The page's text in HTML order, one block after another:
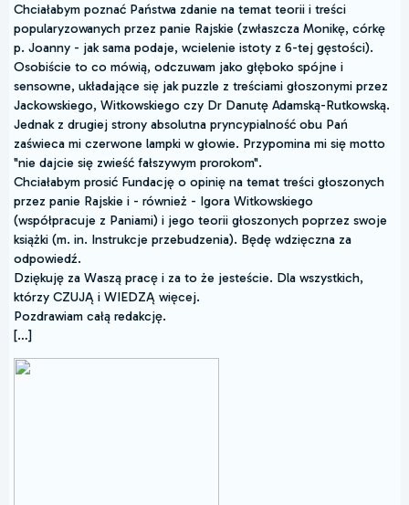
Chciałabym poznać Państwa zdanie na temat teorii i treści
popularyzowanych przez panie Rajskie (zwłaszcza Monikę, córkę
p. Joanny - jak sama podaje, wcielenie istoty z 6-tej gęstości).
Osobiście to co mówią, odczuwam jako głęboko spójne i
sensowne, układające się jak puzzle z treściami głoszonymi przez
Jackowskiego, Witkowskiego czy Dr Danutę Adamską-Rutkowską.
Jednak z drugiej strony absolutna pryncypialność obu Pań
zaświeca mi czerwone lampki w głowie. Przypomina mi się motto
"nie dajcie się zwieść fałszywym prorokom".
Chciałabym prosić Fundację o opinię na temat treści głoszonych
przez panie Rajskie i - również - Igora Witkowskiego
(współpracuje z Paniami) i jego teorii głoszonych poprzez swoje
książki (m. in. Instrukcje przebudzenia). Będę wdzięczna za
odpowiedź.
Dziękuję za Waszą pracę i za to że jesteście. Dla wszystkich,
którzy CZUJĄ i WIEDZĄ więcej.
Pozdrawiam całą redakcję.
[…]